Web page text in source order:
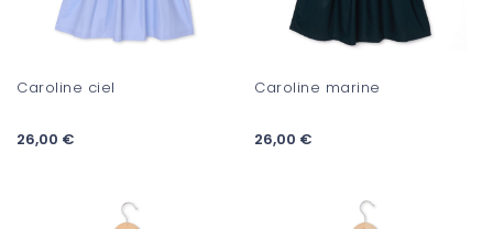
Caroline ciel
26,00 €
Caroline marine
26,00 €